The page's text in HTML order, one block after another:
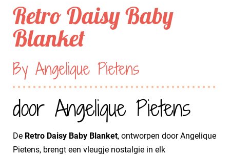
Retro Daisy Baby
Blanket
By Angelique Pietens
door Angelique Pietens
De Retro Daisy Baby Blanket, ontworpen door Angelique
Pietens, brengt een vleugje nostalgie in elk